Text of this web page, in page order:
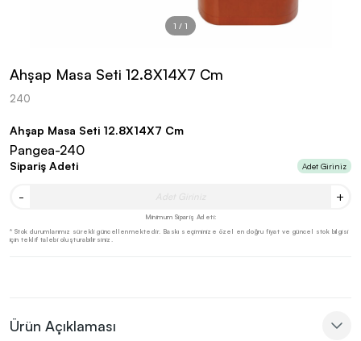
Ahşap Masa Seti 12.8X14X7 Cm
240
1 / 1
Ahşap Masa Seti 12.8X14X7 Cm
Pangea-240
Sipariş Adeti Adet Giriniz
- +
Minimum Sipariş Adeti:
* Stok durumlarımız sürekli güncellenmektedir. Baskı seçiminize özel en doğru fiyat ve güncel stok bilgisi
için teklif talebi oluşturabilirsiniz.
Ürün Açıklaması